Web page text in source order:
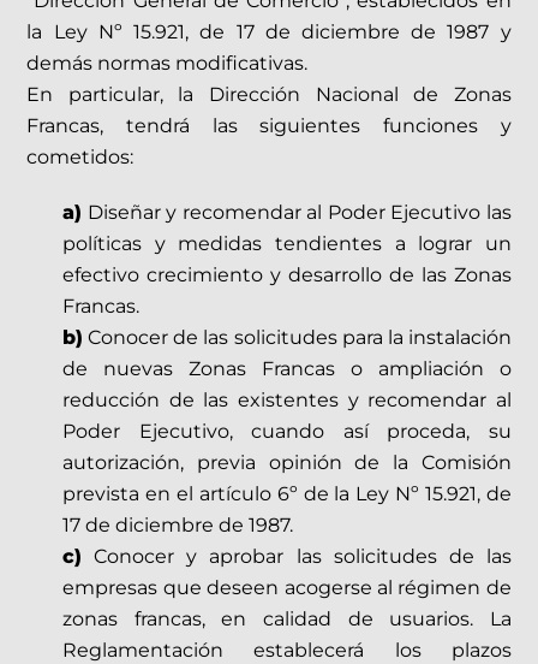
la Ley Nº 15.921, de 17 de diciembre de 1987 y
demás normas modificativas.
En particular, la Dirección Nacional de Zonas
Francas, tendrá las siguientes funciones y
cometidos:
a) Diseñar y recomendar al Poder Ejecutivo las
políticas y medidas tendientes a lograr un
efectivo crecimiento y desarrollo de las Zonas
Francas.
b) Conocer de las solicitudes para la instalación
de nuevas Zonas Francas o ampliación o
reducción de las existentes y recomendar al
Poder Ejecutivo, cuando así proceda, su
autorización, previa opinión de la Comisión
prevista en el artículo 6º de la Ley Nº 15.921, de
17 de diciembre de 1987.
c) Conocer y aprobar las solicitudes de las
empresas que deseen acogerse al régimen de
zonas francas, en calidad de usuarios. La
Reglamentación establecerá los plazos